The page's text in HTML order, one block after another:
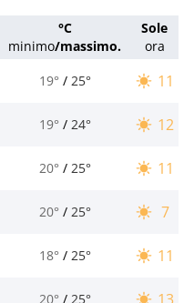
°C
minimo/massimo.
Sole
ora
19° / 25° 11
19° / 24° 12
20° / 25° 11
20° / 25° 7
18° / 25° 11
20° / 25°